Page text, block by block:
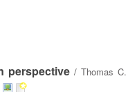
perspective / Thomas C.